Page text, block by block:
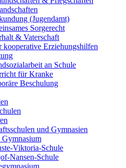
(Jugendamt)
Sorgerecht
& Vaterschaft
kooperative Erziehungshilfen
an Schule
für Kranke
Beschulung
und Gymnasien
Gymnasium
Viktoria-Schule
Nansen-Schule